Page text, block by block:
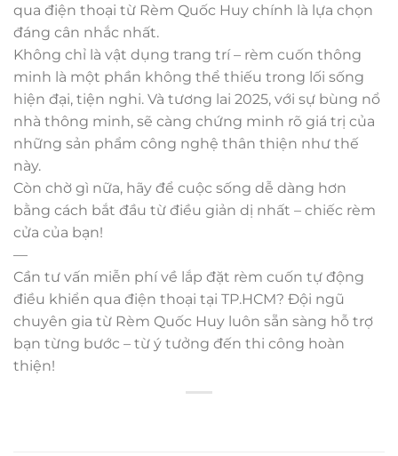
qua điện thoại từ Rèm Quốc Huy chính là lựa chọn
đáng cân nhắc nhất.
Không chỉ là vật dụng trang trí – rèm cuốn thông
minh là một phần không thể thiếu trong lối sống
hiện đại, tiện nghi. Và tương lai 2025, với sự bùng nổ
nhà thông minh, sẽ càng chứng minh rõ giá trị của
những sản phẩm công nghệ thân thiện như thế
này.
Còn chờ gì nữa, hãy để cuộc sống dễ dàng hơn
bằng cách bắt đầu từ điều giản dị nhất – chiếc rèm
cửa của bạn!
—
Cần tư vấn miễn phí về lắp đặt rèm cuốn tự động
điều khiển qua điện thoại tại TP.HCM? Đội ngũ
chuyên gia từ Rèm Quốc Huy luôn sẵn sàng hỗ trợ
bạn từng bước – từ ý tưởng đến thi công hoàn
thiện!